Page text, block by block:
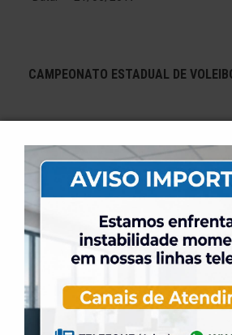
CAMPEONATO ESTADUAL DE
Categoria Mirim
Jogo: ELASE 0 X 3 ABC Voleibol /
Data: 19/05/2017